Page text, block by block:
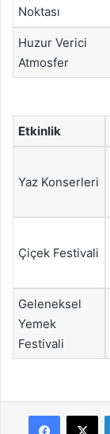
Noktası
Huzur Verici
Atmosfer
Etkinlik
Yaz Konserleri
Çiçek Festivali
Geleneksel
Yemek
Festivali
Facebook
X